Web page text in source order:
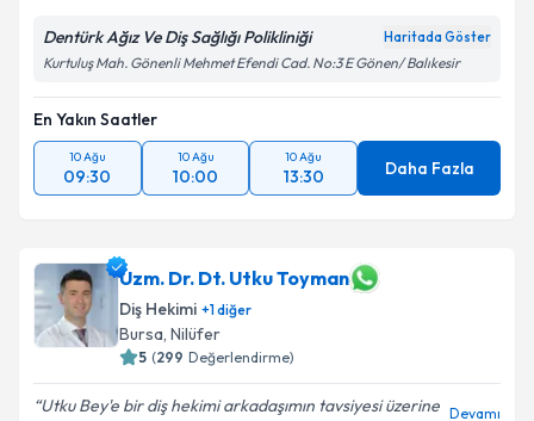
kapsamda işlenmesini kabul ediyorum.
Dentürk Ağız Ve Diş Sağlığı Polikliniği Haritada Göster
Kurtuluş Mah. Gönenli Mehmet Efendi Cad. No:3 E Gönen/ Balıkesir
En Yakın Saatler
10 Ağu
09:30
10 Ağu
10:00
10 Ağu
13:30 Daha Fazla
Uzm. Dr. Dt. Utku Toyman
Diş Hekimi +1diğer
Bursa, Nilüfer
5 (299 Değerlendirme)
Utku Bey'e bir diş hekimi arkadaşımın tavsiyesi üzerine Devamı